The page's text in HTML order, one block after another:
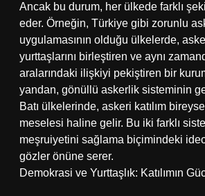
Ancak bu durum, her ülkede farklı
eder. Örneğin, Türkiye gibi zorunlu
uygulamasının olduğu ülkelerde,
yurttaşlarını birleştiren ve aynı
aralarındaki ilişkiyi pekiştiren bir
yandan, gönüllü askerlik sisteminin
Batı ülkelerinde, askeri katılım
meselesi haline gelir. Bu iki farklı
meşruiyetini sağlama biçimindeki
gözler önüne serer.
Demokrasi ve Yurttaşlık: Katılımın